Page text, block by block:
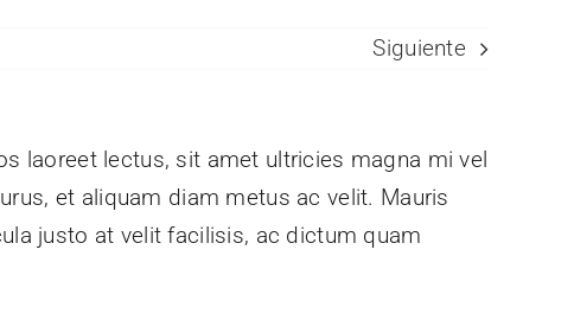
Siguiente
laoreet lectus, sit amet ultricies magna mi vel
et aliquam diam metus ac velit. Mauris
justo at velit facilisis, ac dictum quam